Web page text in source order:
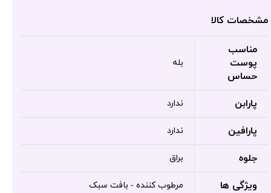
مشخصات کالا
مناسب
پوست
حساس
بله
پارابن ندارد
پارافین ندارد
جلوه براق
ویژگی ها مرطوب کننده - بافت سبک